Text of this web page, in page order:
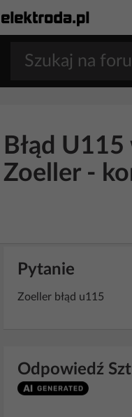
Błąd
Zoeller -
Pytanie
Zoeller błąd u115
Odpowiedź